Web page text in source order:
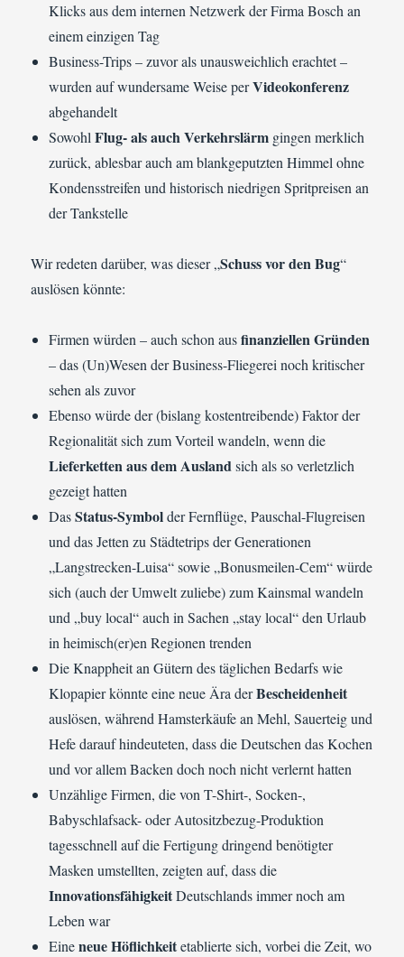
Klicks aus dem internen Netzwerk der Firma Bosch an
einem einzigen Tag
Business-Trips – zuvor als unausweichlich erachtet –
wurden auf wundersame Weise perVideokonferenz
abgehandelt
SowohlFlug- als auch Verkehrslärm gingen merklich
zurück, ablesbar auch am blankgeputzten Himmel ohne
Kondensstreifen und historisch niedrigen Spritpreisen an
der Tankstelle
Wir redeten darüber, was dieser „Schuss vor den Bug“
auslösen könnte:
Firmen würden – auch schon ausfinanziellen Gründen
– das (Un)Wesen der Business-Fliegerei noch kritischer
sehen als zuvor
Ebenso würde der (bislang kostentreibende) Faktor der
Regionalität sich zum Vorteil wandeln, wenn die
Lieferketten aus dem Auslandsich als so verletzlich
gezeigt hatten
DasStatus-Symbolder Fernflüge, Pauschal-Flugreisen
und das Jetten zu Städtetrips der Generationen
„Langstrecken-Luisa“ sowie „Bonusmeilen-Cem“ würde
sich (auch der Umwelt zuliebe) zum Kainsmal wandeln
und „buy local“ auch in Sachen „stay local“ den Urlaub
in heimisch(er)en Regionen trenden
Die Knappheit an Gütern des täglichen Bedarfs wie
Klopapier könnte eine neue Ära derBescheidenheit
auslösen, während Hamsterkäufe an Mehl, Sauerteig und
Hefe darauf hindeuteten, dass die Deutschen das Kochen
und vor allem Backen doch noch nicht verlernt hatten
Unzählige Firmen, die von T-Shirt-, Socken-,
Babyschlafsack- oder Autositzbezug-Produktion
tagesschnell auf die Fertigung dringend benötigter
Masken umstellten, zeigten auf, dass die
InnovationsfähigkeitDeutschlands immer noch am
Leben war
Eineneue Höflichkeitetablierte sich, vorbei die Zeit, wo